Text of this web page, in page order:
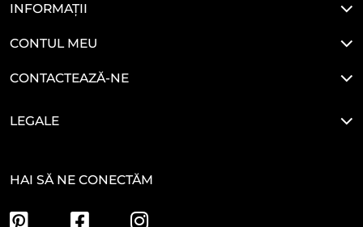
INFORMAȚII
CONTUL MEU
CONTACTEAZĂ-NE
LEGALE
HAI SĂ NE CONECTĂM